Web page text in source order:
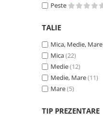
Peste
TALIE
Mica, Medie, Mare
Mica(22)
Medie(12)
Medie, Mare(11)
Mare(5)
TIP PREZENTARE